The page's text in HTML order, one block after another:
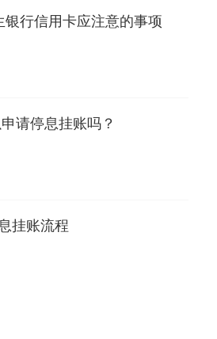
行信用卡应注意的事项
请停息挂账吗？
挂账流程